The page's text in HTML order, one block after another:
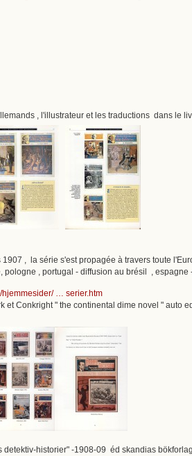
, l'illustrateur et les traductions dans le
, la série s'est propagée à travers toute
pologne , portugal - diffusion au brésil ,
hjemmesider/ … serier.htm
et Conkright " the continental dime novel "
detektiv-historier" -1908-09 éd skandias